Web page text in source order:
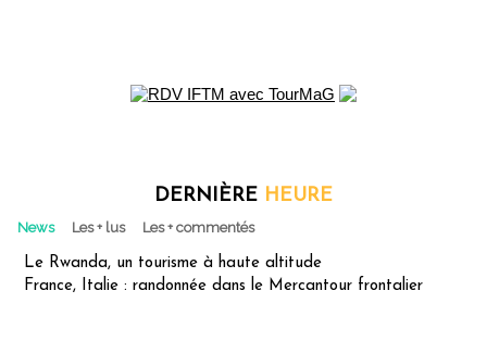
DERNIÈRE HEURE
News Les + lus Les + commentés
Le Rwanda, un tourisme à haute altitude
France, Italie : randonnée dans le Mercantour frontalier